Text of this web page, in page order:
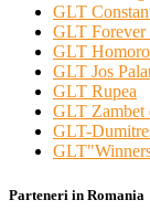
GLT
GLT Forever
GLT
GLT Jos
GLT Rupea
GLT Zambet
GLT-
Parteneri in Romania